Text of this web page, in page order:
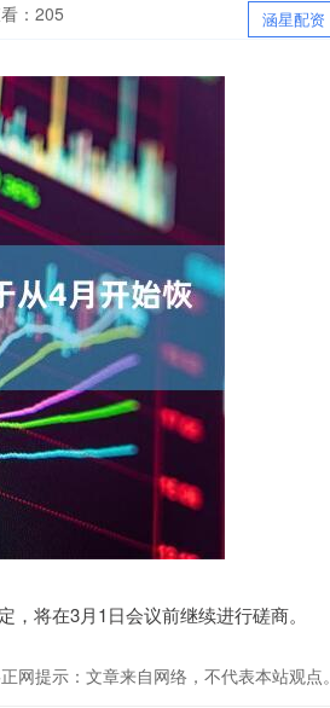
涵星配资
：205
将在3月1日会议前继续进行磋商。
网提示：文章来自网络，不代表本站观点。